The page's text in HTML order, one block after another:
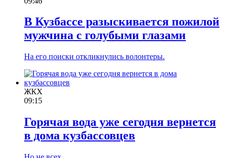
В Кузбассе разыскивается пожилой
мужчина с голубыми глазами
На его поиски откликнулись волонтеры.
ЖКХ
09:15
Горячая вода уже сегодня вернется
в дома кузбассовцев